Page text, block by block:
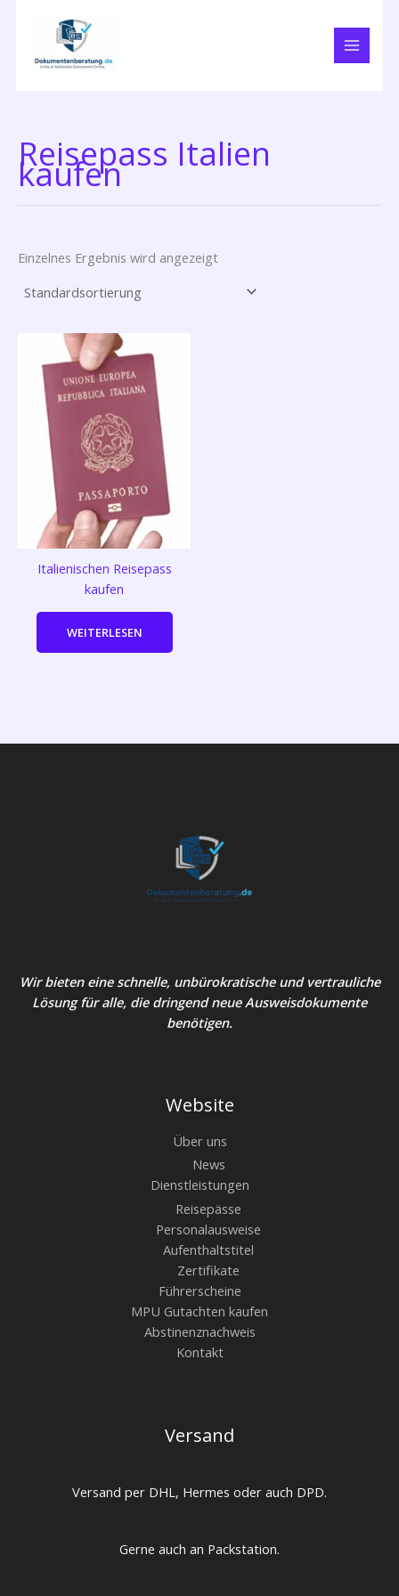
Reisepass Italien
kaufen
Einzelnes Ergebnis wird angezeigt
Italienischen Reisepass
kaufen
WEITERLESEN
Wir bieten eine schnelle, unbürokratische und vertrauliche
Lösung für alle, die dringend neue Ausweisdokumente
benötigen.
Website
Über uns
News
Dienstleistungen
Reisepässe
Personalausweise
Aufenthaltstitel
Zertifikate
Führerscheine
MPU Gutachten kaufen
Abstinenznachweis
Kontakt
Versand
Versand per DHL, Hermes oder auch DPD.
Gerne auch an Packstation.